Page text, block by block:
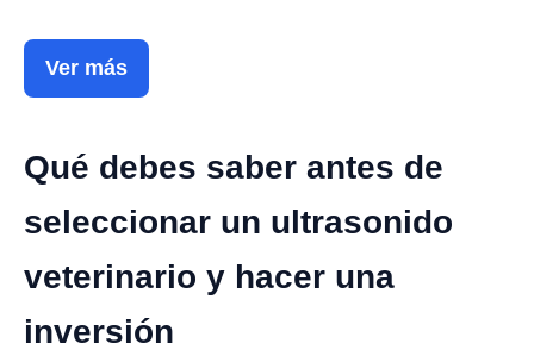
Ver más
Qué debes saber antes de
seleccionar un ultrasonido
veterinario y hacer una
inversión